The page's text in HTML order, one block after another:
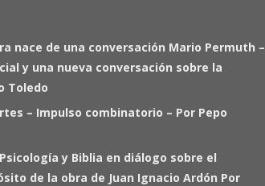
nace de una conversación Mario Permuth –
y una nueva conversación sobre la
Toledo
– Impulso combinatorio – Por Pepo
y Biblia en diálogo sobre el
de la obra de Juan Ignacio Ardón Por